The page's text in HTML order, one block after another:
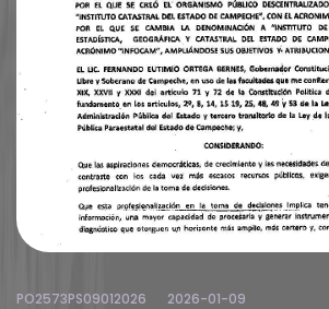
PO2573PS09012026 2026-01-09